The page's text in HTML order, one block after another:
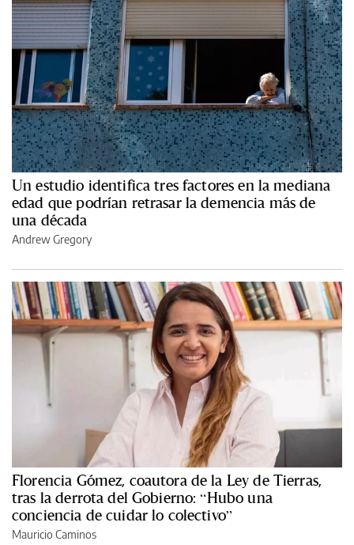
Un estudio identifica tres factores en la mediana
edad que podrían retrasar la demencia más de
una década
Andrew Gregory
Florencia Gómez, coautora de la Ley de Tierras,
tras la derrota del Gobierno: “Hubo una
conciencia de cuidar lo colectivo”
Mauricio Caminos